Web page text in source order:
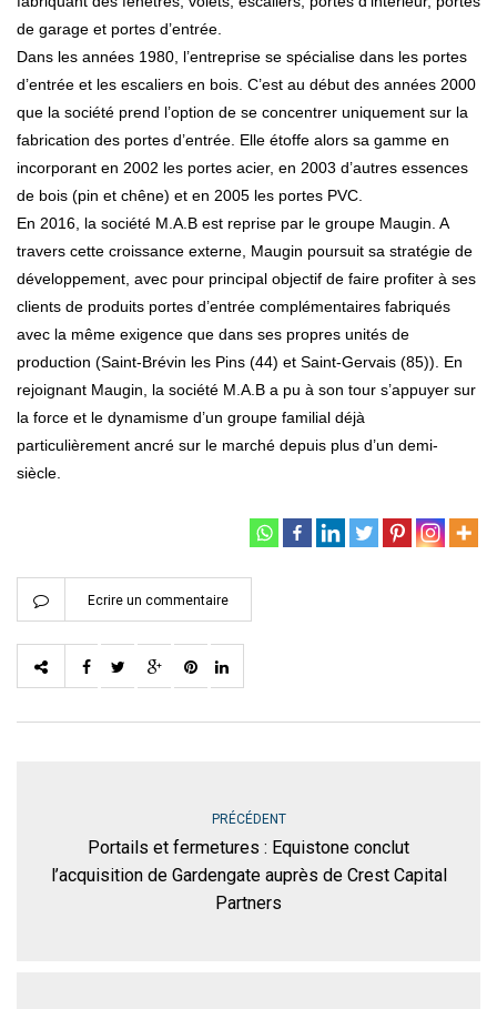
de garage et portes d’entrée.
Dans les années 1980, l’entreprise se spécialise dans les portes
d’entrée et les escaliers en bois. C’est au début des années 2000
que la société prend l’option de se concentrer uniquement sur la
fabrication des portes d’entrée. Elle étoffe alors sa gamme en
incorporant en 2002 les portes acier, en 2003 d’autres essences
de bois (pin et chêne) et en 2005 les portes PVC.
En 2016, la société M.A.B est reprise par le groupe Maugin. A
travers cette croissance externe, Maugin poursuit sa stratégie de
développement, avec pour principal objectif de faire profiter à ses
clients de produits portes d’entrée complémentaires fabriqués
avec la même exigence que dans ses propres unités de
production (Saint-Brévin les Pins (44) et Saint-Gervais (85)). En
rejoignant Maugin, la société M.A.B a pu à son tour s’appuyer sur
la force et le dynamisme d’un groupe familial déjà
particulièrement ancré sur le marché depuis plus d’un demi-
siècle.
Ecrire un commentaire
PRÉCÉDENT
Portails et fermetures : Equistone conclut
l’acquisition de Gardengate auprès de Crest Capital
Partners